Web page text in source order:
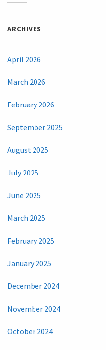
ARCHIVES
April 2026
March 2026
February 2026
September 2025
August 2025
July 2025
June 2025
March 2025
February 2025
January 2025
December 2024
November 2024
October 2024